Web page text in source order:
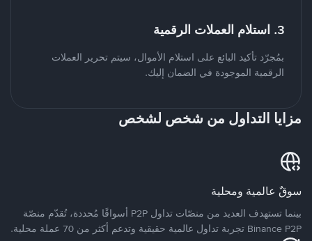
3. استلام العملات الرقمية
بمُجرّد تأكيد البائع على استلام الأموال، سيتم تحرير العملات
الرقمية الموجودة في الضمان إليك.
مزايا التداول من شخص لشخص
سوقٌ عالمية ومحلية
بينما تستهدف العديد من منصّات تداول P2P أسواقًا مُحددة، تُقدّم منصّة
Binance P2P تجربة تداول عالمية حقيقية وتدعم أكثر من 70 عملة محلية.